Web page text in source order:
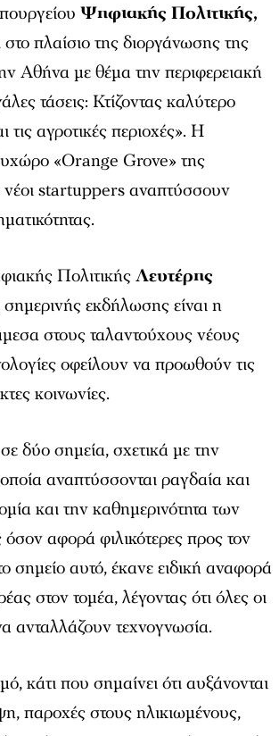
Ψηφιακής Πολιτικής,
στο πλαίσιο της διοργάνωσης της
Αθήνα με θέμα την περιφερειακή
τάσεις: Κτίζοντας καλύτερο
τις αγροτικές περιοχές». Η
«Orange Grove» της
νέοι startuppers αναπτύσσουν
ΠολιτικήςΛευτέρης
σημερινής εκδήλωσης είναι η
στους ταλαντούχους νέους
οφείλουν να προωθούν τις
κοινωνίες.
δύο σημεία, σχετικά με την
αναπτύσσονται ραγδαία και
και την καθημερινότητα των
όσον αφορά φιλικότερες προς τον
σημείο αυτό, έκανε ειδική αναφορά
στον τομέα, λέγοντας ότι όλες οι
ανταλλάζουν τεχνογνωσία.
κάτι που σημαίνει ότι αυξάνονται
παροχές στους ηλικιωμένους,